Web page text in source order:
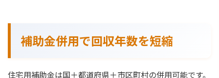
補助金併用で回収年数を短縮
住宅用補助金は国＋都道府県＋市区町村の併用可能です。